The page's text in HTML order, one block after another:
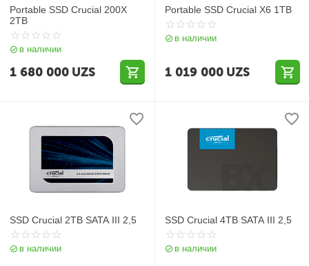
Portable SSD Crucial 200X
2TB
в наличии
1 680 000 UZS
Portable SSD Crucial X6 1TB
в наличии
1 019 000 UZS
SSD Crucial 2TB SATA III 2,5
в наличии
SSD Crucial 4TB SATA III 2,5
в наличии